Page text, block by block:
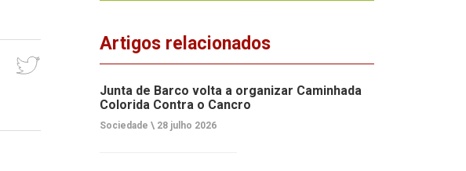
Artigos relacionados
Junta de Barco volta a organizar Caminhada
Colorida Contra o Cancro
Sociedade \ 28 julho 2026